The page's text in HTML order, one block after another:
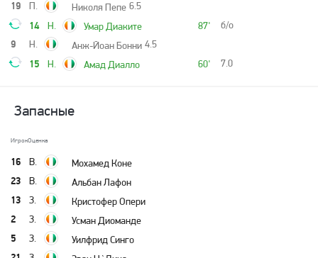
19 П. Николя Пепе 6.5
14 Н. 87'
Умар Диаките б/о
9 Н. Анж-Йоан Бонни 4.5
15 Н. 60'
Амад Диалло 7.0
Запасные
ИгрокОценка
16 В. Мохамед Коне
23 В. Альбан Лафон
13 З. Кристофер Опери
2 З. Усман Диоманде
5 З. Уилфрид Синго